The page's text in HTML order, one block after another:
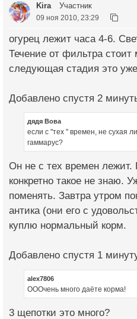
Kira Участник
09 ноя 2010, 23:29
огурец лежит часа 4-6.
Течение от фильтра
следующая стадия это
Добавлено спустя 2
дядя Вова
если с "тех " времен, не сухая
гаммарус?
Он не с тех времен лежит.
конкретно такое не знаю.
поменять. Завтра утром
антика (они его с
куплю нормальный корм.
Добавлено спустя 1
alex7806
ОООчень много даёте корма!
3 щепотки это много?